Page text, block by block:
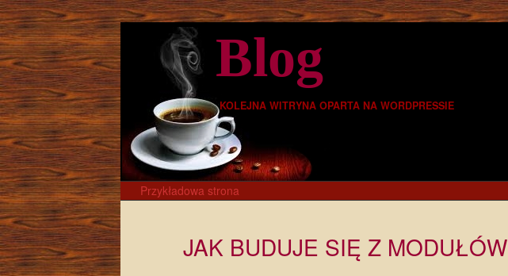
Blog
KOLEJNA WITRYNA OPARTA NA WORDPRESSIE
Main menu
Skip to content
Przykładowa strona
JAK BUDUJE SIĘ Z MODUŁÓW